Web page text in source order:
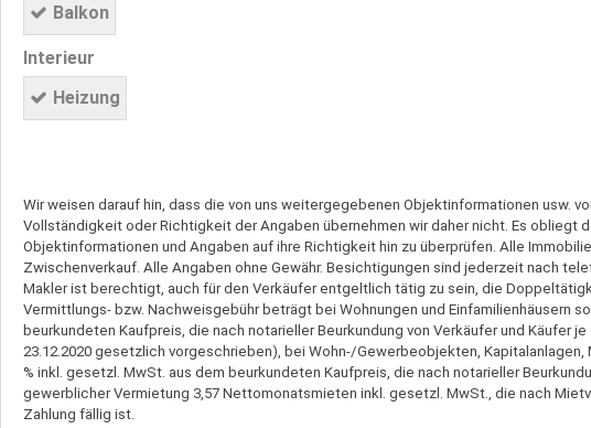
Balkon
Interieur
Heizung
Wir weisen darauf hin, dass die von uns weitergegebenen Objektinformationen usw.
Vollständigkeit oder Richtigkeit der Angaben übernehmen wir daher nicht. Es obliegt
Objektinformationen und Angaben auf ihre Richtigkeit hin zu überprüfen. Alle
Zwischenverkauf. Alle Angaben ohne Gewähr. Besichtigungen sind jederzeit nach
Makler ist berechtigt, auch für den Verkäufer entgeltlich tätig zu sein, die
Vermittlungs- bzw. Nachweisgebühr beträgt bei Wohnungen und Einfamilienhäusern
beurkundeten Kaufpreis, die nach notarieller Beurkundung von Verkäufer und Käufer
23.12.2020 gesetzlich vorgeschrieben), bei Wohn-/Gewerbeobjekten,
% inkl. gesetzl. MwSt. aus dem beurkundeten Kaufpreis, die nach notarieller
gewerblicher Vermietung 3,57 Nettomonatsmieten inkl. gesetzl. MwSt., die nach
Zahlung fällig ist.